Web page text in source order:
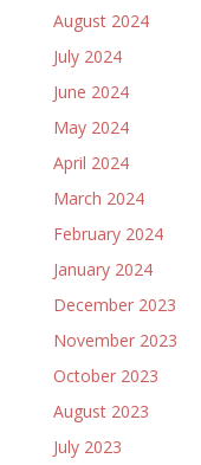
August 2024
July 2024
June 2024
May 2024
April 2024
March 2024
February 2024
January 2024
December 2023
November 2023
October 2023
August 2023
July 2023